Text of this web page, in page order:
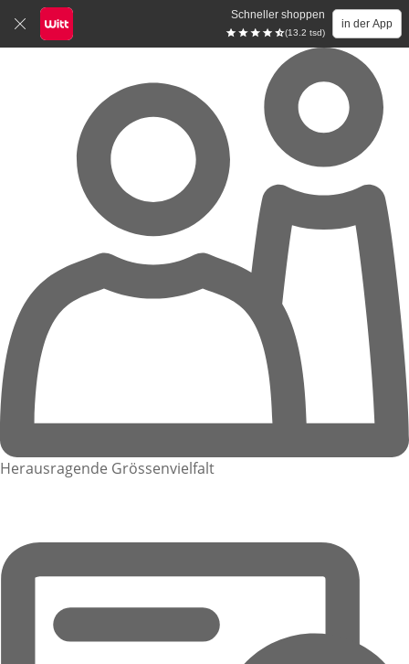
Schneller shoppen
(13.2 tsd)
in der App
Herausragende Grössenvielfalt